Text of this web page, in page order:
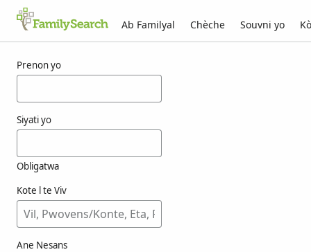
Ab Familyal Chèche Souvni yo
Prenon yo
Siyati yo
Obligatwa
Kote l te Viv
Ane Nesans